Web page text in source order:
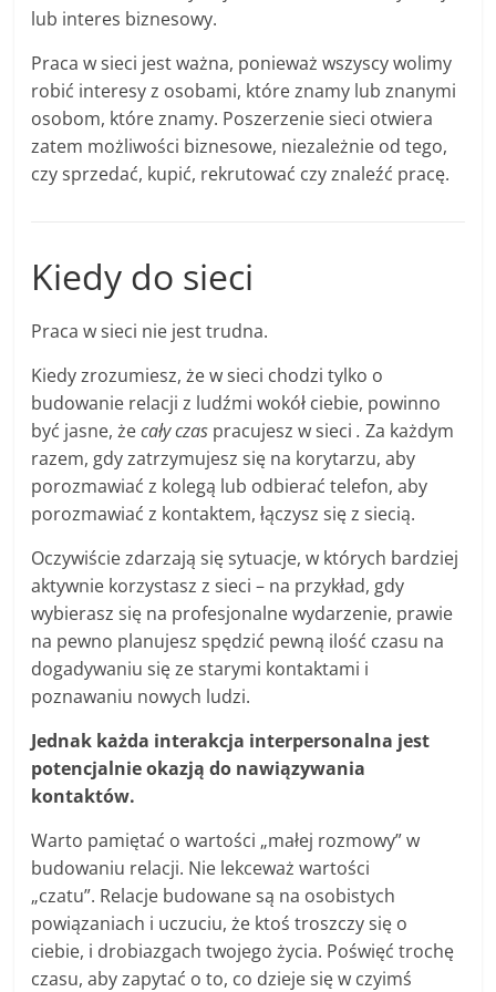
lub interes biznesowy.
Praca w sieci jest ważna, ponieważ wszyscy wolimy
robić interesy z osobami, które znamy lub znanymi
osobom, które znamy. Poszerzenie sieci otwiera
zatem możliwości biznesowe, niezależnie od tego,
czy sprzedać, kupić, rekrutować czy znaleźć pracę.
Kiedy do sieci
Praca w sieci nie jest trudna.
Kiedy zrozumiesz, że w sieci chodzi tylko o
budowanie relacji z ludźmi wokół ciebie, powinno
być jasne, żecały czas pracujesz w sieci.Za każdym
razem, gdy zatrzymujesz się na korytarzu, aby
porozmawiać z kolegą lub odbierać telefon, aby
porozmawiać z kontaktem, łączysz się z siecią.
Oczywiście zdarzają się sytuacje, w których bardziej
aktywnie korzystasz z sieci – na przykład, gdy
wybierasz się na profesjonalne wydarzenie, prawie
na pewno planujesz spędzić pewną ilość czasu na
dogadywaniu się ze starymi kontaktami i
poznawaniu nowych ludzi.
Jednak każda interakcja interpersonalna jest
potencjalnie okazją do nawiązywania
kontaktów.
Warto pamiętać o wartości „małej rozmowy” w
budowaniu relacji. Nie lekceważ wartości
„czatu”. Relacje budowane są na osobistych
powiązaniach i uczuciu, że ktoś troszczy się o
ciebie, i drobiazgach twojego życia. Poświęć trochę
czasu, aby zapytać o to, co dzieje się w czyimś